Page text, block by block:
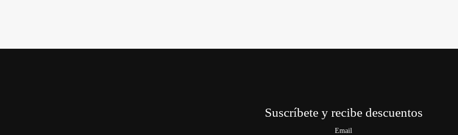
Suscríbete y recibe descuentos
Email